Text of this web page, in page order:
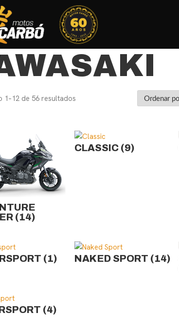
1–12 de 56 resultados
(14)
CLASSIC (9)
(1) NAKED SPORT (14)
(4)